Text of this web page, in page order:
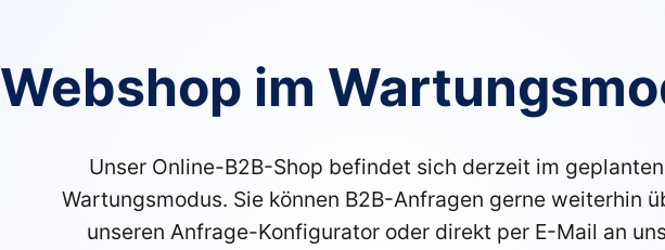
Webshop im
Unser Online-B2B-Shop befindet sich derzeit im geplanten
Wartungsmodus. Sie können B2B-Anfragen gerne weiterhin
unseren Anfrage-Konfigurator oder direkt per E-Mail an uns